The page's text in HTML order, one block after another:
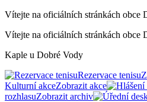
Vítejte na oficiálních stránkách obce
Vítejte na oficiálních stránkách obce
Kaple u Dobré Vody
Rezervace tenisu
Kulturní akceZobrazit akce
rozhlasuZobrazit archiv